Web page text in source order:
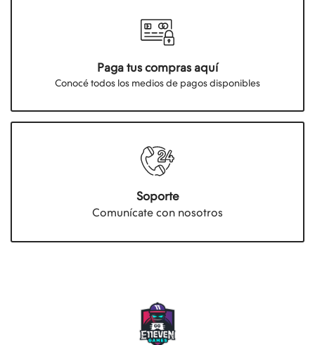
Paga tus compras aquí
Conocé todos los medios de pagos disponibles
Soporte
Comunícate con nosotros